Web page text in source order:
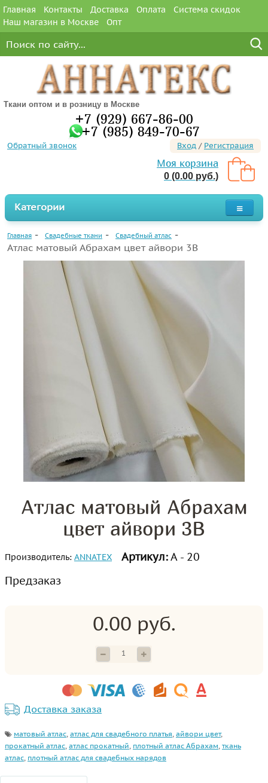
Главная Контакты Доставка Оплата
Система скидок
Наш магазин в Москве
Опт
Ткани оптом и в розницу в Москве
+7 (929) 667-86-00
+7 (985) 849-70-67
Обратный звонок Вход / Регистрация
Моя корзина
0 (0.00 руб.)
Категории
Главная Свадебные ткани Свадебный атлас
Атлас матовый Абрахам цвет айвори 3B
Атлас матовый Абрахам
цвет айвори 3B
Производитель: ANNATEX Артикул:А - 20
Предзаказ
0.00 руб.
Доставка заказа
матовый атлас, атлас для свадебного платья, айвори цвет,
прокатный атлас, атлас прокатный, плотный атлас Абрахам, ткань
атлас, плотный атлас для свадебных нарядов